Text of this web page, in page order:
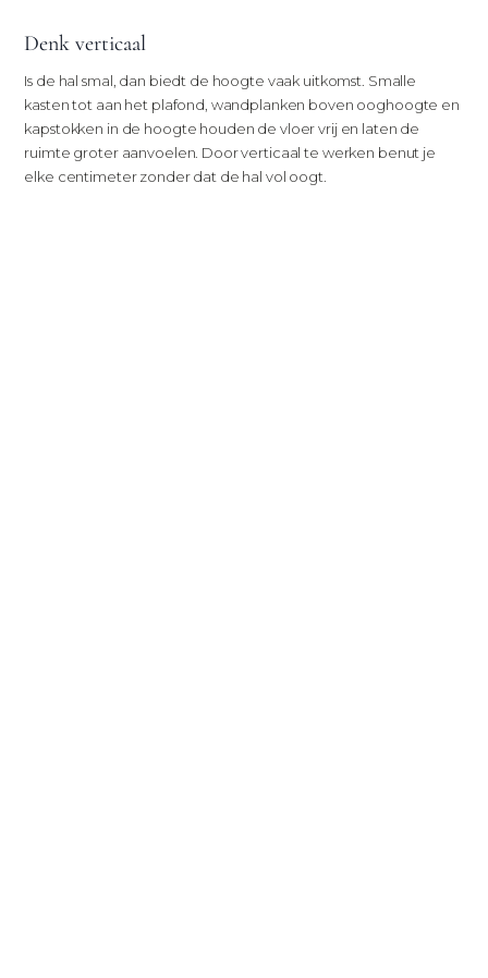
Denk verticaal
Is de hal smal, dan biedt de hoogte vaak uitkomst. Smalle
kasten tot aan het plafond, wandplanken boven ooghoogte en
kapstokken in de hoogte houden de vloer vrij en laten de
ruimte groter aanvoelen. Door verticaal te werken benut je
elke centimeter zonder dat de hal vol oogt.